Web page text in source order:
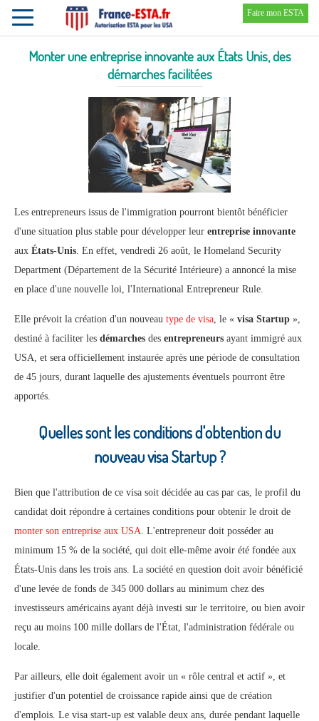
Faire mon ESTA
Toggle
navigation
Monter une entreprise innovante aux États Unis, des
démarches facilitées
Les entrepreneurs issus de l'immigration pourront bientôt bénéficier
d'une situation plus stable pour développer leur entreprise innovante
aux États-Unis . En effet, vendredi 26 août, le Homeland Security
Department (Département de la Sécurité Intérieure) a annoncé la mise
en place d'une nouvelle loi, l'International Entrepreneur Rule.
Elle prévoit la création d'un nouveau type de visa , le « visa Startup »,
destiné à faciliter les démarches des entrepreneurs ayant immigré aux
USA, et sera officiellement instaurée après une période de consultation
de 45 jours, durant laquelle des ajustements éventuels pourront être
apportés.
Quelles sont les conditions d'obtention du
nouveau visa Startup ?
Bien que l'attribution de ce visa soit décidée au cas par cas, le profil du
candidat doit répondre à certaines conditions pour obtenir le droit de
monter son entreprise aux USA . L'entrepreneur doit posséder au
minimum 15 % de la société, qui doit elle-même avoir été fondée aux
États-Unis dans les trois ans. La société en question doit avoir bénéficié
d'une levée de fonds de 345 000 dollars au minimum chez des
investisseurs américains ayant déjà investi sur le territoire, ou bien avoir
reçu au moins 100 mille dollars de l'État, l'administration fédérale ou
locale.
Par ailleurs, elle doit également avoir un « rôle central et actif », et
justifier d'un potentiel de croissance rapide ainsi que de création
d'emplois. Le visa start-up est valable deux ans, durée pendant laquelle